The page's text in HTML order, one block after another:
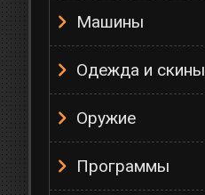
Машины
Одежда и скины
Оружие
Программы